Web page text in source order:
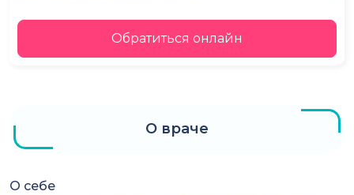
Обратиться онлайн
О враче
О себе